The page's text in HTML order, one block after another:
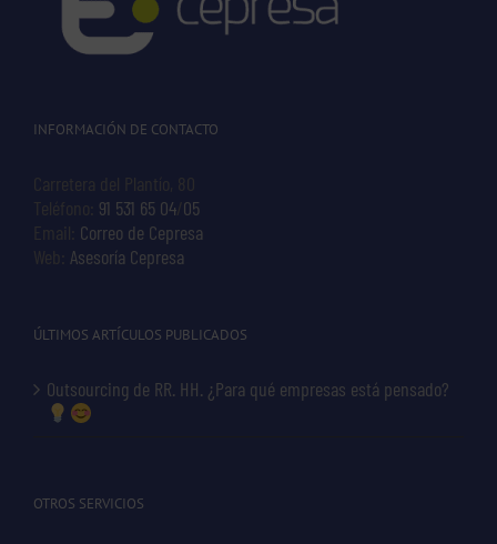
INFORMACIÓN DE CONTACTO
Carretera del Plantío, 80
Teléfono: 91 531 65 04 05
Email: Correo de Cepresa
Web: Asesoría Cepresa
ÚLTIMOS ARTÍCULOS PUBLICADOS
Outsourcing de RR. HH. ¿Para qué empresas está pensado?
OTROS SERVICIOS